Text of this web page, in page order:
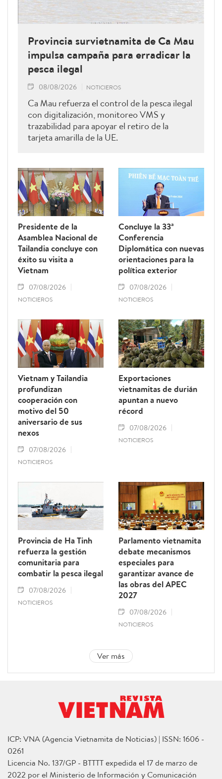
Provincia survietnamita de Ca Mau
impulsa campaña para erradicar la
pesca ilegal
08/08/2026 NOTICIEROS
Ca Mau refuerza el control de la pesca ilegal
con digitalización, monitoreo VMS y
trazabilidad para apoyar el retiro de la
tarjeta amarilla de la UE.
Presidente de la
Asamblea Nacional de
Tailandia concluye con
éxito su visita a
Vietnam
07/08/2026
NOTICIEROS
Concluye la 33ª
Conferencia
Diplomática con nuevas
orientaciones para la
política exterior
07/08/2026
NOTICIEROS
Vietnam y Tailandia
profundizan
cooperación con
motivo del 50
aniversario de sus
nexos
07/08/2026
NOTICIEROS
Exportaciones
vietnamitas de durián
apuntan a nuevo
récord
07/08/2026
NOTICIEROS
Provincia de Ha Tinh
refuerza la gestión
comunitaria para
combatir la pesca ilegal
07/08/2026
NOTICIEROS
Parlamento vietnamita
debate mecanismos
especiales para
garantizar avance de
las obras del APEC
2027
07/08/2026
NOTICIEROS
Ver más
ICP: VNA (Agencia Vietnamita de Noticias) | ISSN: 1606 -
0261
Licencia No. 137/GP - BTTTT expedida el 17 de marzo de
2022 por el Ministerio de Información y Comunicación